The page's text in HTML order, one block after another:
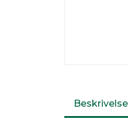
Beskrivelse